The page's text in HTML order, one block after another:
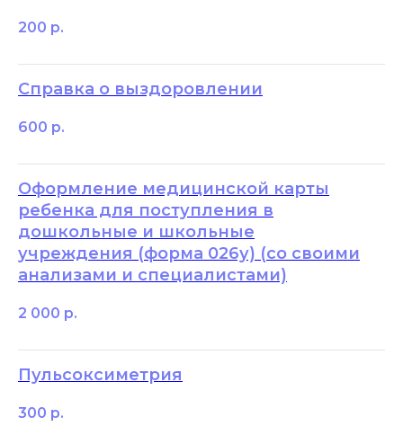
200 р.
Справка о выздоровлении
600 р.
Оформление медицинской карты
ребенка для поступления в
дошкольные и школьные
учреждения (форма 026у) (со своими
анализами и специалистами)
2 000 р.
Пульсоксиметрия
300 р.